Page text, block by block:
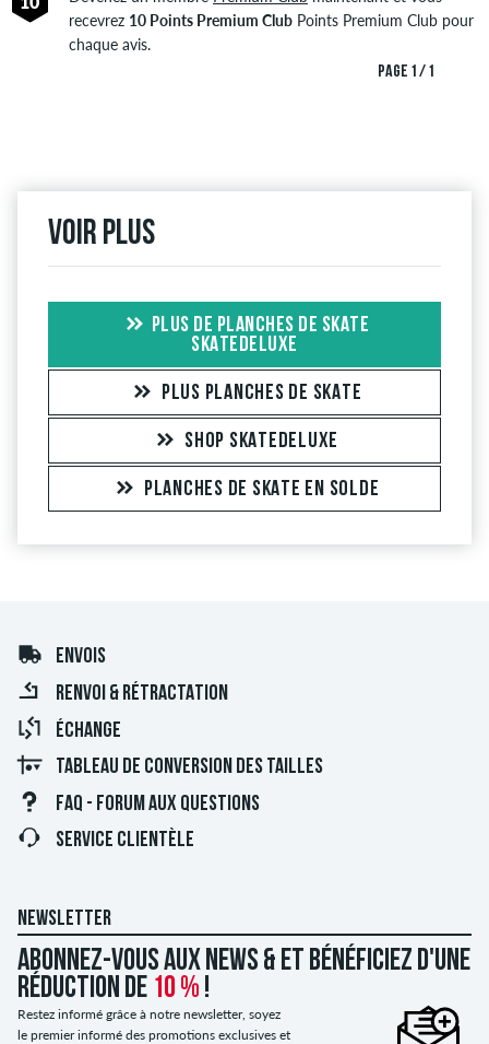
PAGE 1 / 1
recevrez 10 Points Premium ClubPoints Premium Club pour
chaque avis.
Voir plus
PLUS DE PLANCHES DE SKATE
SKATEDELUXE
PLUS PLANCHES DE SKATE
SHOP SKATEDELUXE
PLANCHES DE SKATE EN SOLDE
ENVOIS
RENVOI & RÉTRACTATION
ÉCHANGE
TABLEAU DE CONVERSION DES TAILLES
FAQ - FORUM AUX QUESTIONS
SERVICE CLIENTÈLE
NEWSLETTER
Abonnez-vous aux news & et bénéficiez d'une
réduction de 10 % !
Restez informé grâce à notre newsletter, soyez
le premier informé des promotions exclusives et